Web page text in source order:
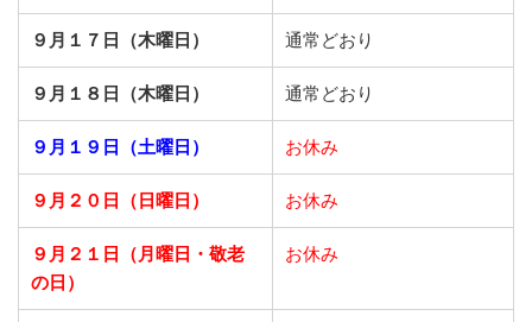
９月１７日（木曜日） 通常どおり
９月１８日（木曜日） 通常どおり
９月１９日（土曜日） お休み
９月２０日（日曜日） お休み
９月２１日
（月曜日・敬老
の日）
お休み